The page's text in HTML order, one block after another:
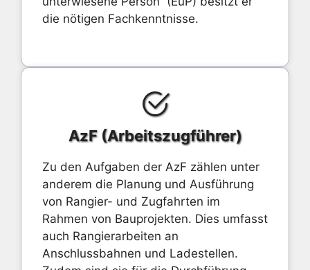
die nötigen Fachkenntnisse.
AzF (Arbeitszugführer)
Zu den Aufgaben der AzF zählen unter
anderem die Planung und Ausführung
von Rangier- und Zugfahrten im
Rahmen von Bauprojekten. Dies umfasst
auch Rangierarbeiten an
Anschlussbahnen und Ladestellen.